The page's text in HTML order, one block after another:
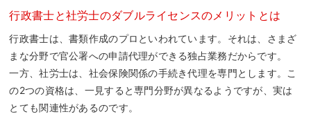
行政書士と社労士のダブルライセンスのメリットとは
行政書士は、書類作成のプロといわれています。それは、さまざ
まな分野で官公署への申請代理ができる独占業務だからです。
一方、社労士は、社会保険関係の手続き代理を専門とします。こ
の2つの資格は、一見すると専門分野が異なるようですが、実は
とても関連性があるのです。